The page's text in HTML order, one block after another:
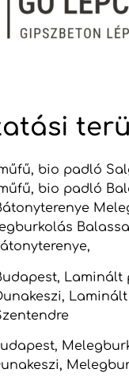
bio padló
bio padló
Laminált